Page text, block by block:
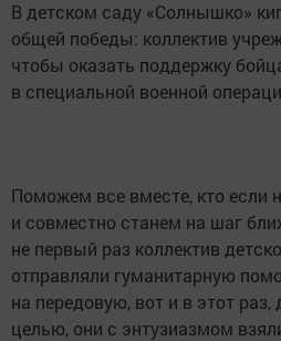
В детском саду «Солнышко»
общей победы: коллектив
чтобы оказать поддержку
в специальной военной
Поможем все вместе, кто если
и совместно станем на шаг
не первый раз коллектив
отправляли гуманитарную
на передовую, вот и в этот
целью, они с энтузиазмом